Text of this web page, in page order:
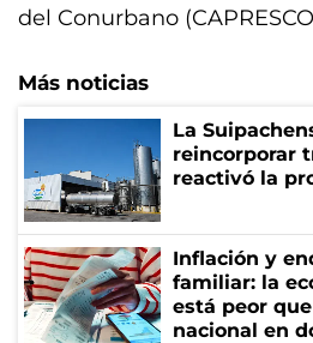
del Conurbano
Más noticias
La
reincorporar
reactivó la
Inflación y
familiar: la
está peor
nacional en